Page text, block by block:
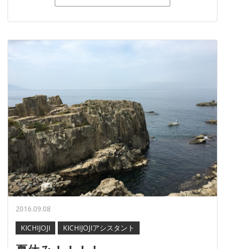
2016.09.08
KICHIJOJI
KICHIJOJIアシスタント